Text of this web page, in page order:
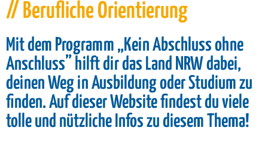
// Berufliche Orientierung
Mit dem Programm „Kein Abschluss ohne
Anschluss” hilft dir das Land NRW dabei,
deinen Weg in Ausbildung oder Studium zu
finden. Auf dieser Website findest du viele
tolle und nützliche Infos zu diesem Thema!